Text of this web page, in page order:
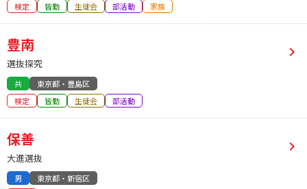
検定
皆勤 生徒会 部活動 家族
豊南
選抜探究
共
東京都・豊島区
検定
皆勤 生徒会 部活動
保善
大進選抜
男
東京都・新宿区